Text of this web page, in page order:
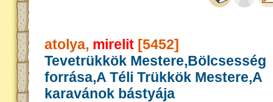
atolya, mirelit [5452]
Tevetrükkök Mestere,Bölcsesség
forrása,A Téli Trükkök Mestere,A
karavánok bástyája